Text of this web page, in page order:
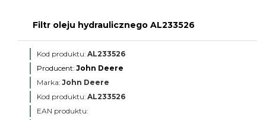
Filtr oleju hydraulicznego AL233526
Kod produktu: AL233526
Producent: John Deere
Marka: John Deere
Kod produktu: AL233526
EAN produktu: